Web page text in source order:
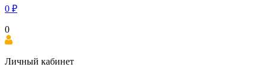
0 ₽
0
Личный кабинет